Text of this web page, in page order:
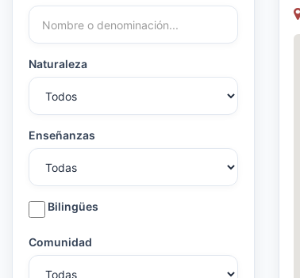
Naturaleza
Enseñanzas
Bilingües
Comunidad